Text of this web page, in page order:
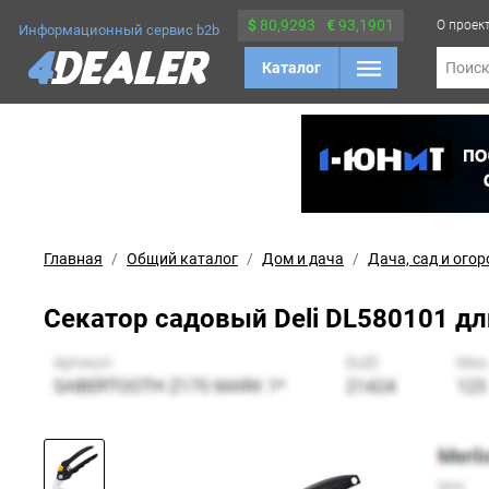
Информационный сервис b2b $ 80,9293 €93,1901
Каталог
О
Поиск
Главная Общий каталог Дом и дача Дача, сад и
Секатор садовый Deli DL580101